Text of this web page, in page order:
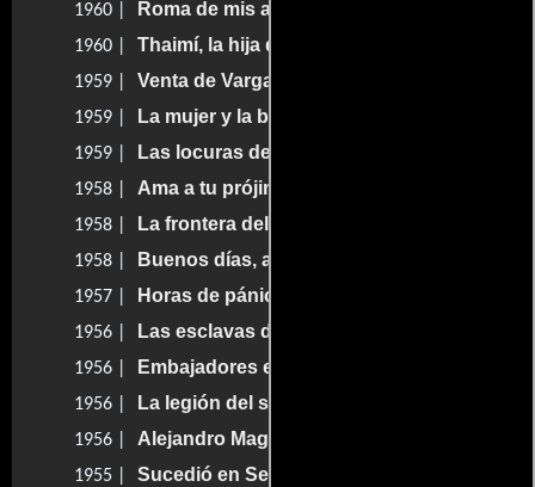
1960 | Roma de mis amores
1960 | Thaimí, la hija del pescador
1959 | Venta de Vargas
1959 | La mujer y la bestia
1959 | Las locuras de Bárbara
1958 | Ama a tu prójimo
1958 | La frontera del miedo
1958 | Buenos días, amor
1957 | Horas de pánico
1956 | Las esclavas de Cartago
1956 | Embajadores en el Infierno
1956 | La legión del silencio
1956 | Alejandro Magno
1955 | Sucedió en Sevilla